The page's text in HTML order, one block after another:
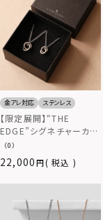
金アレ対応 ステンレス
【限定展開】“THE
EDGE”シグネチャーカッ
ティングダブルリングペア
ネックレス/スペシャルパ
ッケージ/サージカルステ
ンレス（金属アレルギー
22,000 税込
（0）